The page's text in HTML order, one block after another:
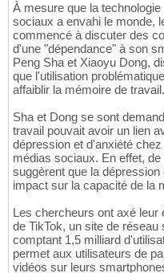
À mesure que la
sociaux a envahi le monde,
commencé à discuter des
d'une "dépendance" à son
Peng Sha et Xiaoyu Dong,
que l'utilisation
affaiblir la mémoire de travail.
Sha et Dong se sont
travail pouvait avoir un lien
dépression et d'anxiété
médias sociaux. En effet,
suggèrent que la
impact sur la capacité de la
Les chercheurs ont axé leur
de TikTok, un site de
comptant 1,5 milliard
permet aux utilisateurs de
vidéos sur leurs